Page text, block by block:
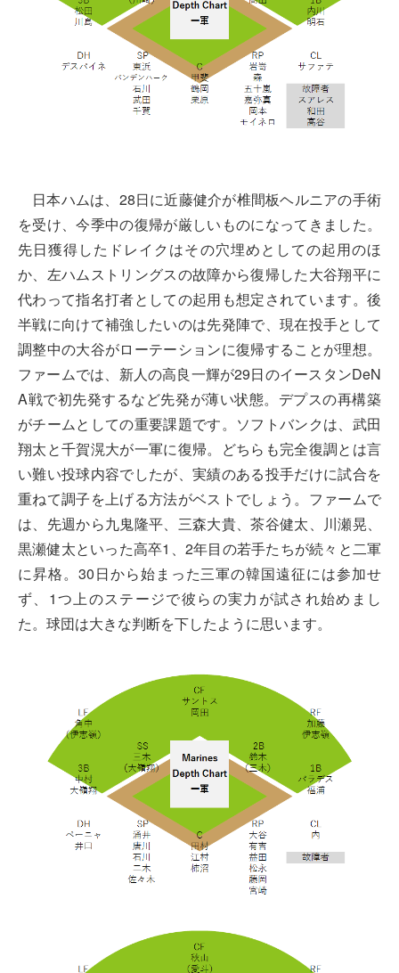
日本ハムは、28日に近藤健介が椎間板ヘルニアの手術
を受け、今季中の復帰が厳しいものになってきました。
先日獲得したドレイクはその穴埋めとしての起用のほ
か、左ハムストリングスの故障から復帰した大谷翔平に
代わって指名打者としての起用も想定されています。後
半戦に向けて補強したいのは先発陣で、現在投手として
調整中の大谷がローテーションに復帰することが理想。
ファームでは、新人の高良一輝が29日のイースタンDeN
A戦で初先発するなど先発が薄い状態。デプスの再構築
がチームとしての重要課題です。ソフトバンクは、武田
翔太と千賀滉大が一軍に復帰。どちらも完全復調とは言
い難い投球内容でしたが、実績のある投手だけに試合を
重ねて調子を上げる方法がベストでしょう。ファームで
は、先週から九鬼隆平、三森大貴、茶谷健太、川瀬晃、
黒瀬健太といった高卒1、2年目の若手たちが続々と二軍
に昇格。30日から始まった三軍の韓国遠征には参加せ
ず、1つ上のステージで彼らの実力が試され始めまし
た。球団は大きな判断を下したように思います。